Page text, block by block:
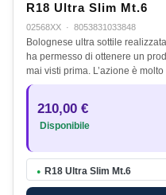
R18 Ultra Slim Mt.6
02568XX · 8053831033848
Bolognese ultra sottile
ha permesso di ottenere un
mai visti prima. L’azione è molto
210,00 €
Disponibile
● R18 Ultra Slim Mt.6